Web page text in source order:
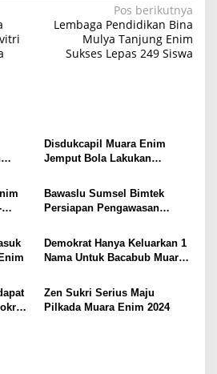
Pos berikutnya
Lembaga Pendidikan Bina
Mulya Tanjung Enim
Sukses Lepas 249 Siswa
Disdukcapil Muara Enim
Jemput Bola Lakukan
Bawaslu Sumsel Bimtek
Persiapan Pengawasan
Demokrat Hanya Keluarkan 1
Nama Untuk Bacabub Muara
Berpeluang Dapat Rekom
Zen Sukri Serius Maju
Pilkada Muara Enim 2024